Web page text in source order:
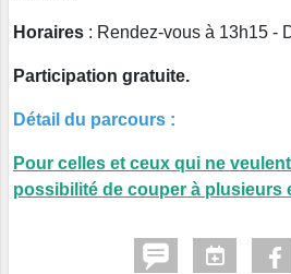
Horaires : Rendez-vous à 13h15 -
Participation gratuite.
Détail du parcours :
Pour celles et ceux qui ne
possibilité de couper à plusieurs